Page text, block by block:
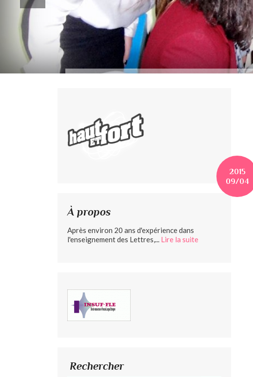
À propos
Après environ 20 ans d'expérience dans
l'enseignement des Lettres,... Lire la suite
Rechercher
2015
09/04